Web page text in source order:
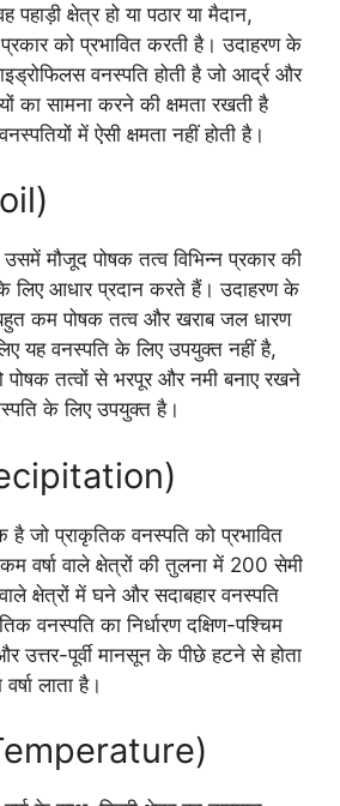
क्षेत्र हो या पठार या मैदान,
को प्रभावित करती है। उदाहरण के
वनस्पति होती है जो आर्द्र और
का सामना करने की क्षमता रखती है
में ऐसी क्षमता नहीं होती है।
मौजूद पोषक तत्व विभिन्न प्रकार की
लिए आधार प्रदान करते हैं। उदाहरण के
बहुत कम पोषक तत्व और खराब जल धारण
यह वनस्पति के लिए उपयुक्त नहीं है,
पोषक तत्वों से भरपूर और नमी बनाए रखने
के लिए उपयुक्त है।
है जो प्राकृतिक वनस्पति को प्रभावित
वर्षा वाले क्षेत्रों की तुलना में 200 सेमी
क्षेत्रों में घने और सदाबहार वनस्पति
वनस्पति का निर्धारण दक्षिण-पश्चिम
पूर्वी मानसून के पीछे हटने से होता
लाता है।